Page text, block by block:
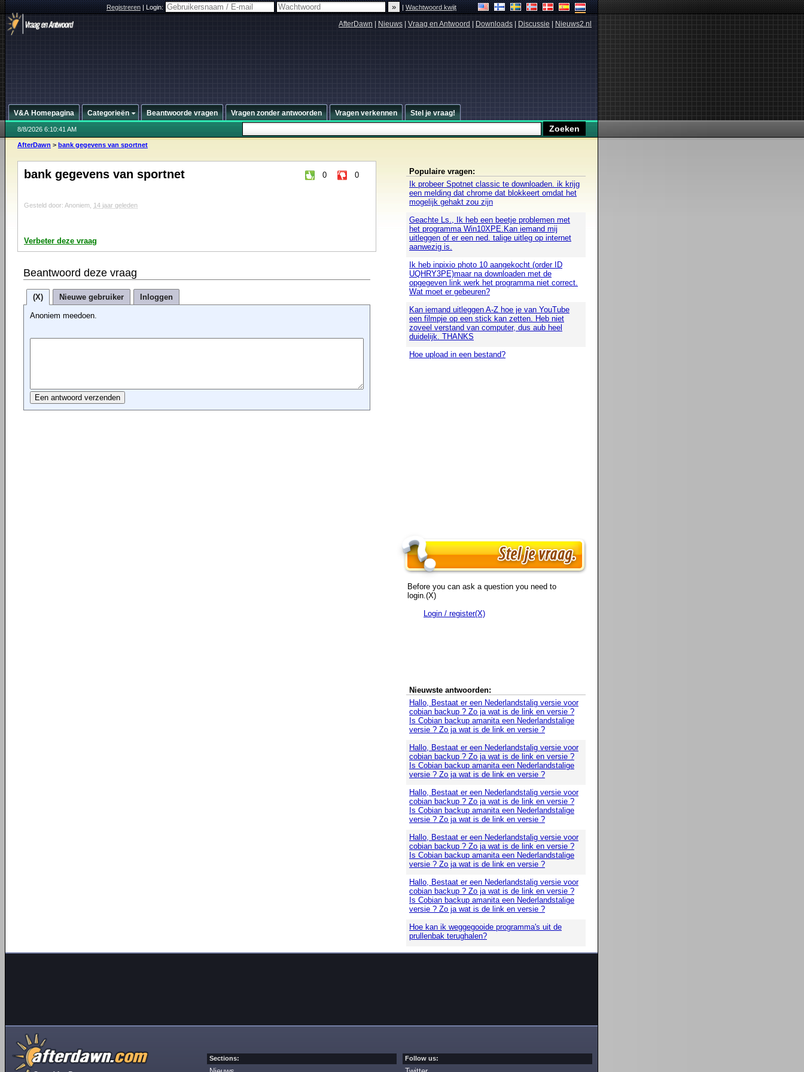
Registreren|Login: |Wachtwoord kwijt
AfterDawn Nieuws Vraag en Antwoord Downloads Discussie Nieuws2.nl
V&A Homepagina Categorieën Beantwoorde vragen Vragen zonder antwoorden Vragen verkennen Stel je vraag!
8/8/2026 6:10:41 AM
AfterDawn > bank gegevens van sportnet
0 0
bank gegevens van sportnet
Gesteld door: Anoniem, 14 jaar geleden
Verbeter deze vraag
Beantwoord deze vraag
(X) Nieuwe gebruiker Inloggen
Anoniem meedoen.
Populaire vragen:
Ik probeer Spotnet classic te downloaden. ik krijg
een melding dat chrome dat blokkeert omdat het
mogelijk gehakt zou zijn
Geachte Ls., Ik heb een beetje problemen met
het programma Win10XPE.Kan iemand mij
uitleggen of er een ned. talige uitleg op internet
aanwezig is.
Ik heb inpixio photo 10 aangekocht (order ID
UQHRY3PE)maar na downloaden met de
opgegeven link werk het programma niet correct.
Wat moet er gebeuren?
Kan iemand uitleggen A-Z hoe je van YouTube
een filmpje op een stick kan zetten. Heb niet
zoveel verstand van computer, dus aub heel
duidelijk. THANKS
Hoe upload in een bestand?
Before you can ask a question you need to
login.(X)
Login / register(X)
Nieuwste antwoorden:
Hallo, Bestaat er een Nederlandstalig versie voor
cobian backup ? Zo ja wat is de link en versie ?
Is Cobian backup amanita een Nederlandstalige
versie ? Zo ja wat is de link en versie ?
Hallo, Bestaat er een Nederlandstalig versie voor
cobian backup ? Zo ja wat is de link en versie ?
Is Cobian backup amanita een Nederlandstalige
versie ? Zo ja wat is de link en versie ?
Hallo, Bestaat er een Nederlandstalig versie voor
cobian backup ? Zo ja wat is de link en versie ?
Is Cobian backup amanita een Nederlandstalige
versie ? Zo ja wat is de link en versie ?
Hallo, Bestaat er een Nederlandstalig versie voor
cobian backup ? Zo ja wat is de link en versie ?
Is Cobian backup amanita een Nederlandstalige
versie ? Zo ja wat is de link en versie ?
Hallo, Bestaat er een Nederlandstalig versie voor
cobian backup ? Zo ja wat is de link en versie ?
Is Cobian backup amanita een Nederlandstalige
versie ? Zo ja wat is de link en versie ?
Hoe kan ik weggegooide programma's uit de
prullenbak terughalen?
Sections: Follow us: